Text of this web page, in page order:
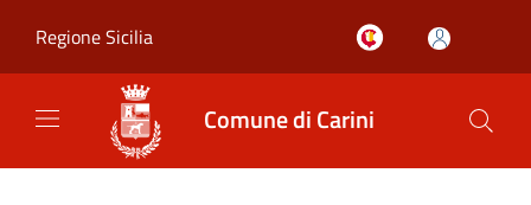
Regione Sicilia
Comune di Carini